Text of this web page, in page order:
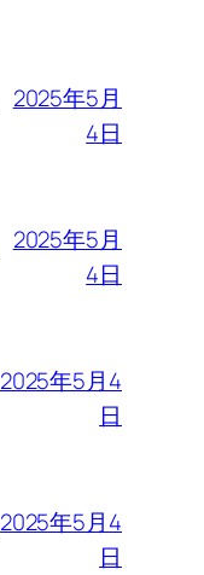
2025年5月
4日
2025年5月
4日
2025年5月4
日
2025年5月4
日